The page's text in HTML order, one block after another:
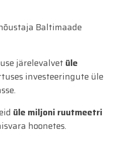
Baltimaade
järelevalvet üle
investeeringute üle
üle miljoni ruutmeetri
hoonetes.